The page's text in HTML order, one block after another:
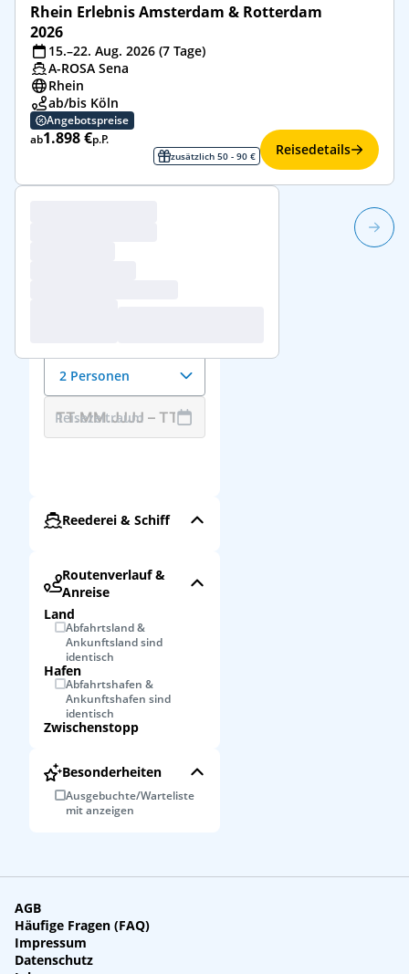
2 Personen
Reisezeitraum
Reederei & Schiff
Routenverlauf &
Anreise
Land
Abfahrtsland &
Ankunftsland sind
identisch
Hafen
Abfahrtshafen &
Ankunftshafen sind
identisch
Zwischenstopp
Besonderheiten
Ausgebuchte/Warteliste
mit anzeigen
Rhein Erlebnis Amsterdam & Rotterdam
2026
15.–22. Aug. 2026 (7 Tage)
A-ROSA Sena
Rhein
ab/bis Köln
Angebotspreise
ab1.898 €p.P.
zusätzlich 50 - 90 € Reisedetails
AGB
Häufige Fragen (FAQ)
Impressum
Datenschutz